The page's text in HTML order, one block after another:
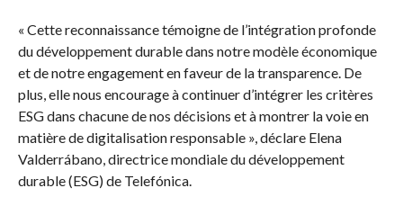
« Cette reconnaissance témoigne de l’intégration profonde
du développement durable dans notre modèle économique
et de notre engagement en faveur de la transparence. De
plus, elle nous encourage à continuer d’intégrer les critères
ESG dans chacune de nos décisions et à montrer la voie en
matière de digitalisation responsable », déclare Elena
Valderrábano, directrice mondiale du développement
durable (ESG) de Telefónica.